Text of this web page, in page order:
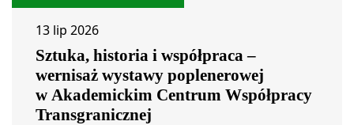
13 lip 2026
Sztuka, historia i współpraca –
wernisaż wystawy poplenerowej
w Akademickim Centrum Współpracy
Transgranicznej